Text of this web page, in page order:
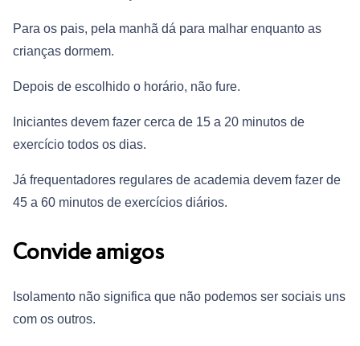
Para os pais, pela manhã dá para malhar enquanto as
crianças dormem.
Depois de escolhido o horário, não fure.
Iniciantes devem fazer cerca de 15 a 20 minutos de
exercício todos os dias.
Já frequentadores regulares de academia devem fazer de
45 a 60 minutos de exercícios diários.
Convide amigos
Isolamento não significa que não podemos ser sociais uns
com os outros.